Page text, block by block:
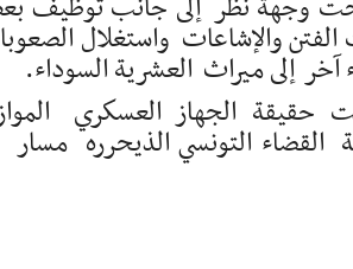
الفتن والإشاعات واستغلال
آخر إلى ميراث العشرية السوداء.
حقيقة الجهاز العسكري